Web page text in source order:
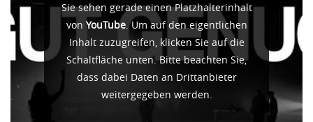
Sie sehen gerade einen Platzhalterinhalt
von YouTube. Um auf den eigentlichen
Inhalt zuzugreifen, klicken Sie auf die
Schaltfläche unten. Bitte beachten Sie,
dass dabei Daten an Drittanbieter
weitergegeben werden.